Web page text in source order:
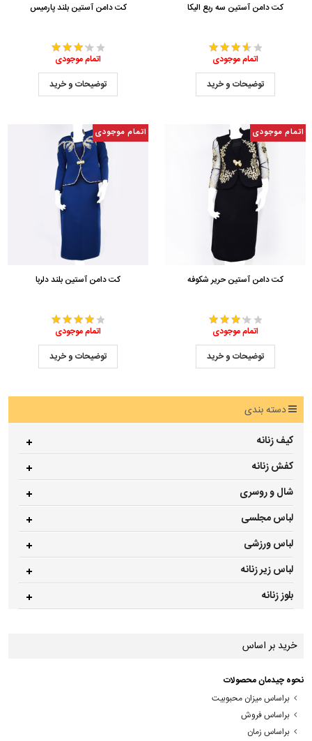
کت دامن آستین سه ربع الیکا
اتمام موجودی
توضیحات و خرید
کت دامن آستین بلند پارمیس
اتمام موجودی
توضیحات و خرید
اتمام موجودی
کت دامن آستین حریر شکوفه
اتمام موجودی
توضیحات و خرید
اتمام موجودی
کت دامن آستین بلند دلربا
اتمام موجودی
توضیحات و خرید
دسته بندی
کیف زنانه
کفش زنانه
شال و روسری
لباس مجلسی
لباس ورزشی
لباس زیر زنانه
بلوز زنانه
خرید بر اساس
نحوه چیدمان محصولات
براساس میزان محبوبیت
براساس فروش
براساس زمان